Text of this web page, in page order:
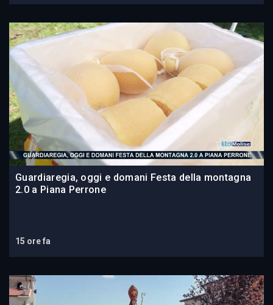
Guardiaregia, oggi e domani Festa della montagna
2.0 a Piana Perrone
15 ore fa